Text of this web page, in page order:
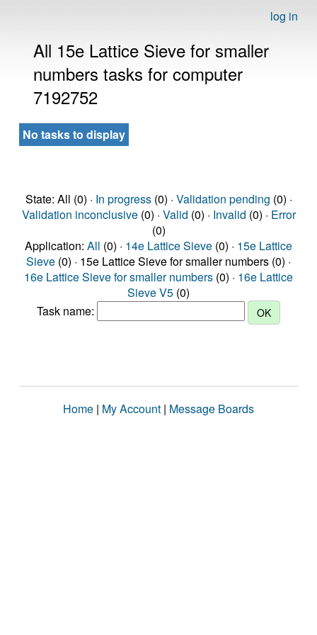
log in
All 15e Lattice Sieve for smaller
numbers tasks for computer
7192752
No tasks to display
State: All (0) · In progress(0) · Validation pending (0) ·
Validation inconclusive(0) · Valid (0) · Invalid (0) · Error
(0)
Application: All (0) · 14e Lattice Sieve (0) · 15e Lattice
Sieve (0) · 15e Lattice Sieve for smaller numbers (0) ·
16e Lattice Sieve for smaller numbers (0) · 16e Lattice
Sieve V5 (0)
Task name:
Home | My Account | Message Boards